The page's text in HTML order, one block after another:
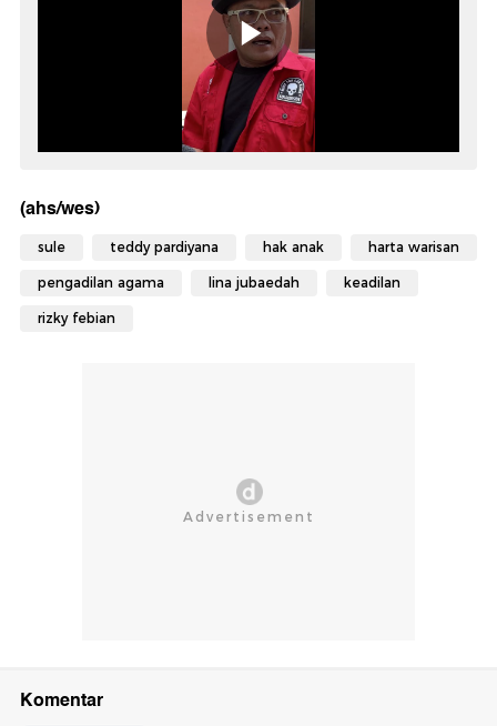
(ahs/wes)
sule teddy pardiyana hak anak harta warisan
pengadilan agama lina jubaedah keadilan
rizky febian
Komentar